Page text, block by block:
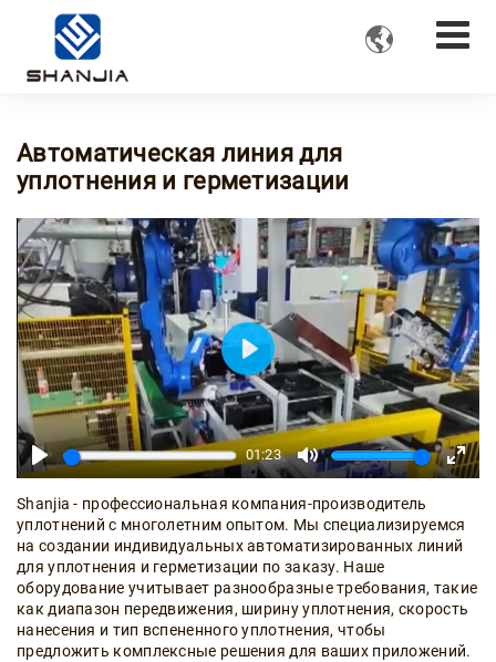

Автоматическая линия для
уплотнения и герметизации
Play
01:23
Mute
Enter
Play
Shanjia - профессиональная компания-производитель
уплотнений с многолетним опытом. Мы специализируемся
на создании индивидуальных автоматизированных линий
для уплотнения и герметизации по заказу. Наше
оборудование учитывает разнообразные требования, такие
как диапазон передвижения, ширину уплотнения, скорость
нанесения и тип вспененного уплотнения, чтобы
предложить комплексные решения для ваших приложений.